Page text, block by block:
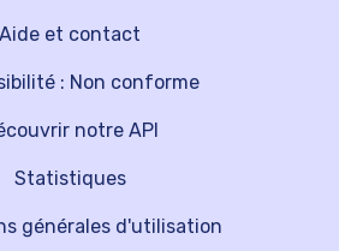
notre API
Aide et contact
Statistiques
: Non conforme
générales d'utilisation